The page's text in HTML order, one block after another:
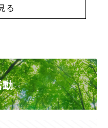
る
動